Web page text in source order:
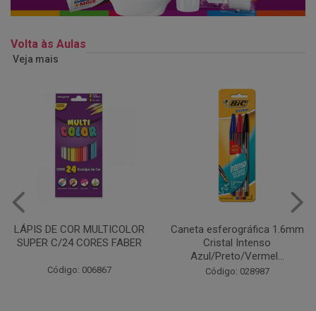
Volta às Aulas
Veja mais
Caneta esferográfica 1.6mm
Cristal Intenso
Código: 028987
COLA EM BASTÃO 40G - LEO
& LEO
Código: 028164